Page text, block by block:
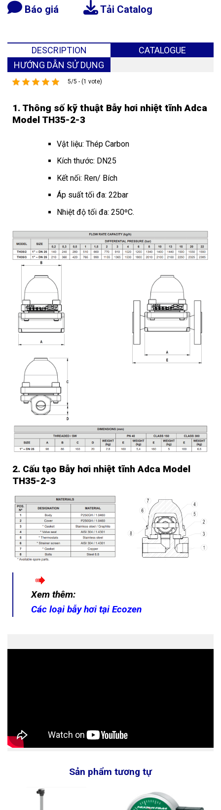
Báo giá Tải Catalog
DESCRIPTION
CATALOGUE
HƯỚNG DẪN SỬ DỤNG
5/5 - (1 vote)
1. Thông số kỹ thuật Bẫy hơi nhiệt tĩnh Adca
Model TH35-2-3
Vật liệu: Thép Carbon
Kích thước: DN25
Kết nối: Ren/ Bích
Áp suất tối đa: 22bar
Nhiệt độ tối đa: 250ºC.
2. Cấu tạo Bẫy hơi nhiệt tĩnh Adca Model
TH35-2-3
Xem thêm:
Các loại bẫy hơi tại Ecozen
Sản phẩm tương tự